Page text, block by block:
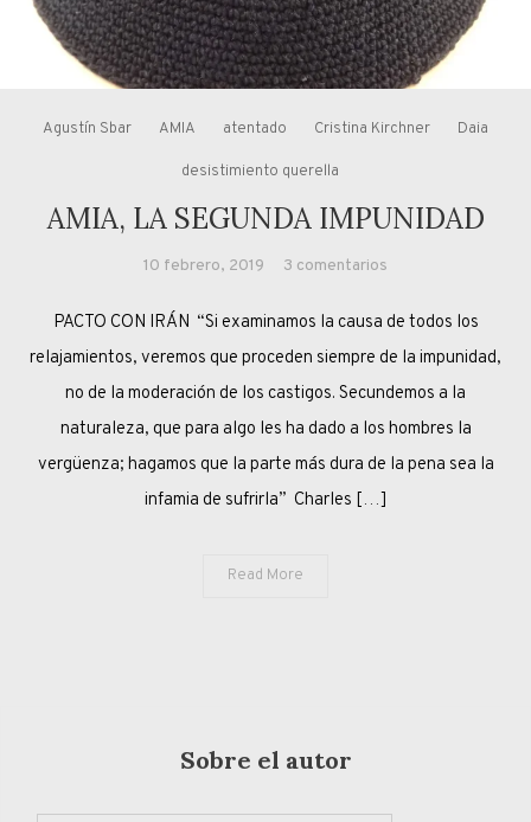
Agustín Sbar AMIA atentado Cristina Kirchner Daia
desistimiento querella
AMIA, LA SEGUNDA IMPUNIDAD
10 febrero, 2019 3 comentarios
LA
SEGUNDA
IMPUNIDAD
PACTO CON IRÁN “Si examinamos la causa de todos los
relajamientos, veremos que proceden siempre de la impunidad,
no de la moderación de los castigos. Secundemos a la
naturaleza, que para algo les ha dado a los hombres la
vergüenza; hagamos que la parte más dura de la pena sea la
infamia de sufrirla” Charles […]
Read More
Sobre el autor